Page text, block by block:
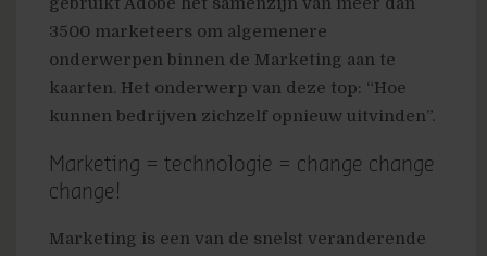
3500 marketeers om algemenere
onderwerpen binnen de Marketing aan te
kaarten. Het onderwerp van deze top: “Hoe
kunnen bedrijven zichzelf opnieuw uitvinden”.
Marketing = technologie = change change
change!
Marketing is een van de snelst veranderende